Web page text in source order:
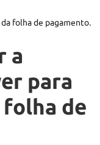
folha de pagamento.
a
para
de